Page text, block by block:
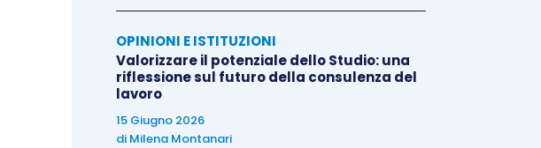
OPINIONI E ISTITUZIONI
Valorizzare il potenziale dello Studio: una
riflessione sul futuro della consulenza del
lavoro
15 Giugno 2026
di Milena Montanari